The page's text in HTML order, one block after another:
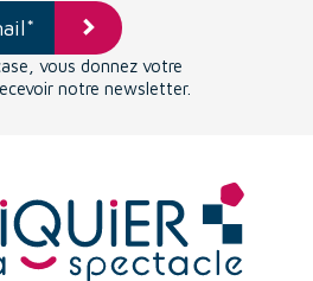
vous donnez votre
notre newsletter.